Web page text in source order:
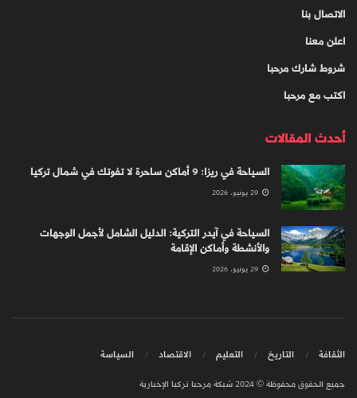
الاتصال بنا
اعلن معنا
شروط شارك مرحبا
اكتب مع مرحبا
أحدث المقالات
السياحة في ريزا: 9 أماكن ساحرة لا تفوتك في شمال تركيا
29 يونيو، 2026
السياحة في آيدر التركية: الدليل الشامل لأجمل الوجهات
والأنشطة وأماكن الإقامة
29 يونيو، 2026
الثقافة التاريخ التعليم الاقتصاد السياسة
جميع الحقوق محفوظة © 2024 شبكة مرحبا تركيا الإخبارية